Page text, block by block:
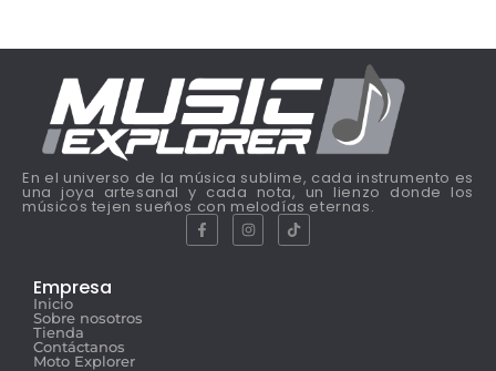
En el universo de la música sublime, cada instrumento es
una joya artesanal y cada nota, un lienzo donde los
músicos tejen sueños con melodías eternas.
Empresa
Inicio
Sobre nosotros
Tienda
Contáctanos
Moto Explorer